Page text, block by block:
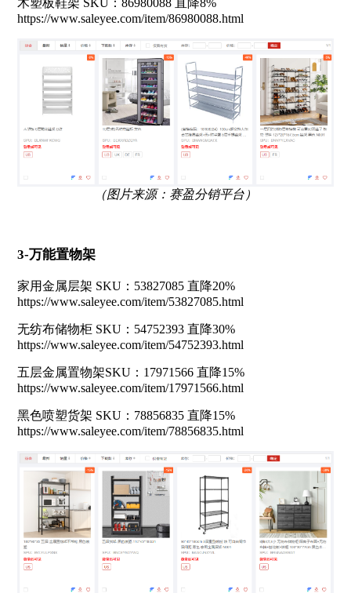
https://www.saleyee.com/item/86980088.html
（图片来源：赛盈分销平台）
3-万能置物架
家用金属层架 SKU：53827085 直降20%
https://www.saleyee.com/item/53827085.html
无纺布储物柜 SKU：54752393 直降30%
https://www.saleyee.com/item/54752393.html
五层金属置物架SKU：17971566 直降15%
https://www.saleyee.com/item/17971566.html
黑色喷塑货架 SKU：78856835 直降15%
https://www.saleyee.com/item/78856835.html